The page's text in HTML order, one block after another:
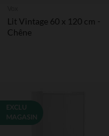
Lit Vintage 60 x 120 cm -
Chêne
EXCLU
MAGASIN